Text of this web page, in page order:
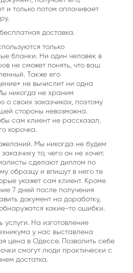
и только потом оплачивает
доставка.
только
бланки. Ни один человек в
не сможет понять, что ваш
Также его
не вычислит ни одна
никогда не храним
о своих заказчиках, поэтому
стороны невозможна.
сам клиент не рассказал,
корочка.
Мы никогда не будем
то, чего он не хочет.
сделают диплом по
образцу и впишут в него те
укажет сам клиент. Кроме
7 дней после получения
документ на доработку,
какие-то ошибки.
услуги. На изготовление
у нас выставлена
цена в Одессе. Позволить себе
смогут люди практически с
достатка.